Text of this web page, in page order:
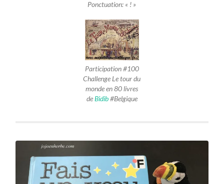
Ponctuation: « ! »
Participation #100
Challenge Le tour du
monde en 80 livres
deBidib#Belgique